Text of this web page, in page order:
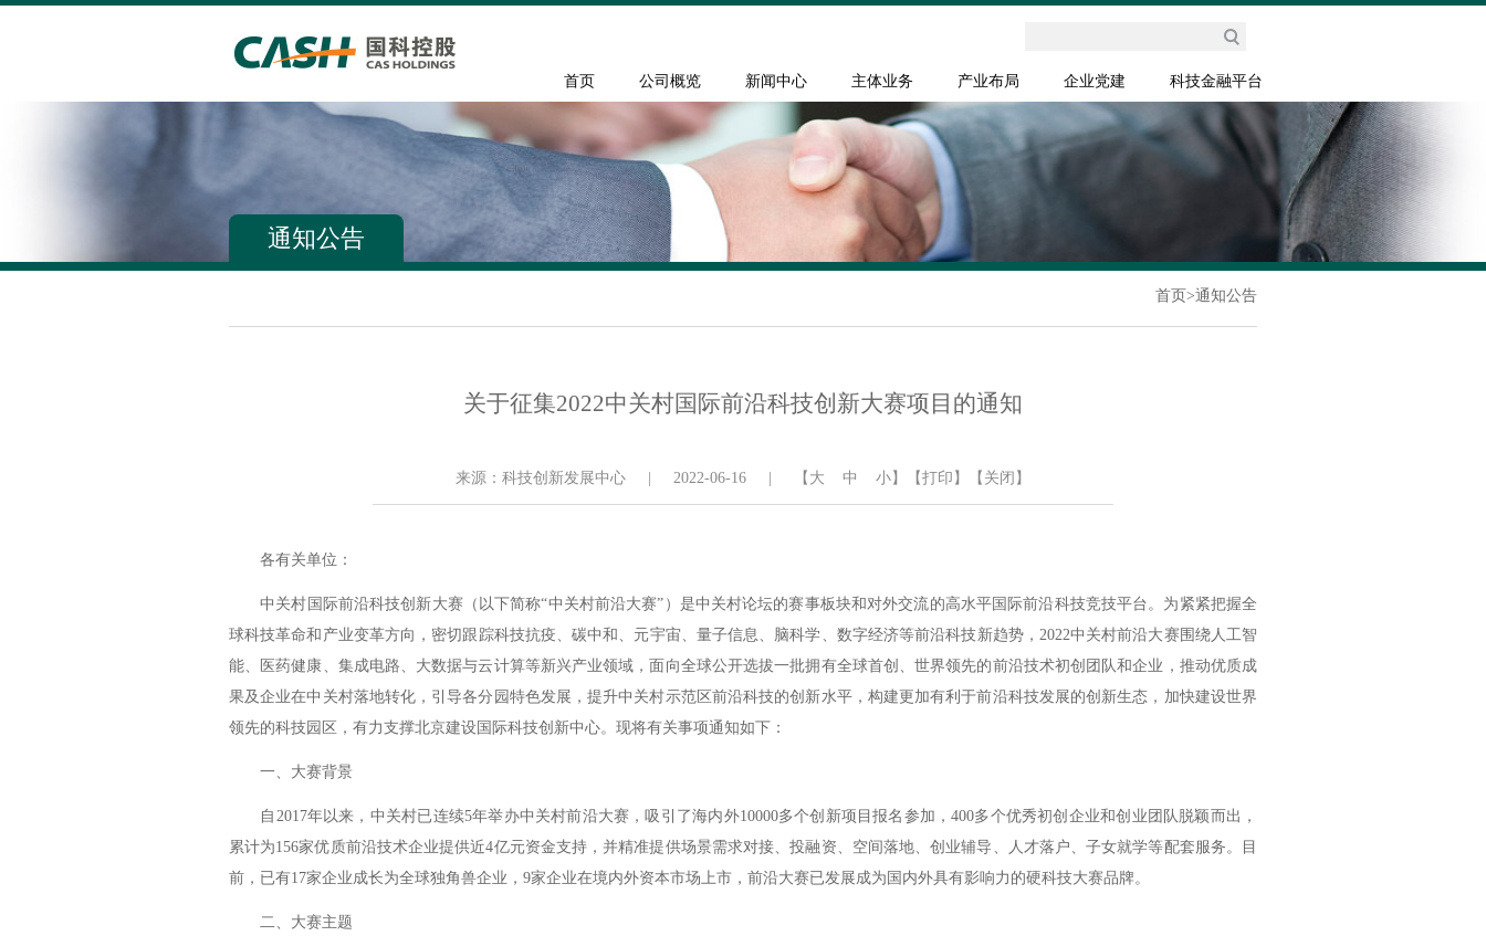
首页 公司概览 新闻中心 主体业务 产业布局 企业党建 科技金融平台
通知公告
首页 >通知公告
关于征集2022中关村国际前沿科技创新大赛项目的通知
来源：科技创新发展中心 2022-06-16 【 大 中 小 】 【打印】 【关闭】
各有关单位：
中关村国际前沿科技创新大赛（以下简称“中关村前沿大赛”）是中关村论坛的赛事板块和对外交流的高水平国际前沿科技竞技平台。为紧紧把握全
球科技革命和产业变革方向，密切跟踪科技抗疫、碳中和、元宇宙、量子信息、脑科学、数字经济等前沿科技新趋势，2022中关村前沿大赛围绕人工智
能、医药健康、集成电路、大数据与云计算等新兴产业领域，面向全球公开选拔一批拥有全球首创、世界领先的前沿技术初创团队和企业，推动优质成
果及企业在中关村落地转化，引导各分园特色发展，提升中关村示范区前沿科技的创新水平，构建更加有利于前沿科技发展的创新生态，加快建设世界
领先的科技园区，有力支撑北京建设国际科技创新中心。现将有关事项通知如下：
一、大赛背景
自2017年以来，中关村已连续5年举办中关村前沿大赛，吸引了海内外10000多个创新项目报名参加，400多个优秀初创企业和创业团队脱颖而出，
累计为156家优质前沿技术企业提供近4亿元资金支持，并精准提供场景需求对接、投融资、空间落地、创业辅导、人才落户、子女就学等配套服务。目
前，已有17家企业成长为全球独角兽企业，9家企业在境内外资本市场上市，前沿大赛已发展成为国内外具有影响力的硬科技大赛品牌。
二、大赛主题